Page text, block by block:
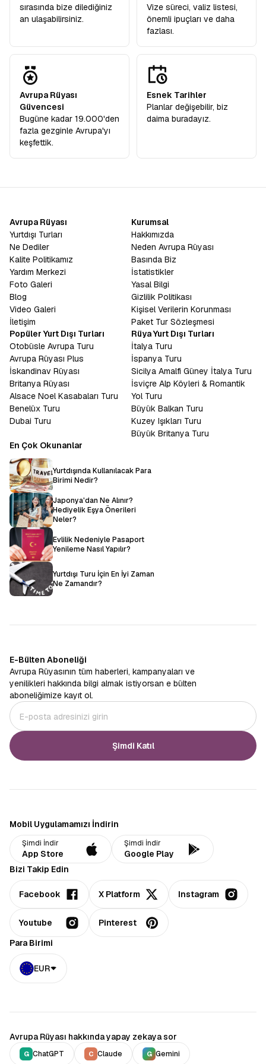
sırasında bize dilediğiniz
an ulaşabilirsiniz.
Vize süreci, valiz listesi,
önemli ipuçları ve daha
fazlası.
Avrupa Rüyası
Güvencesi
Bugüne kadar 19.000'den
fazla gezginle Avrupa'yı
keşfettik.
Esnek Tarihler
Planlar değişebilir, biz
daima buradayız.
Avrupa Rüyası
Yurtdışı Turları
Ne Dediler
Kalite Politikamız
Yardım Merkezi
Foto Galeri
Blog
Video Galeri
İletişim
Kurumsal
Hakkımızda
Neden Avrupa Rüyası
Basında Biz
İstatistikler
Yasal Bilgi
Gizlilik Politikası
Kişisel Verilerin Korunması
Paket Tur Sözleşmesi
Popüler Yurt Dışı Turları
Otobüsle Avrupa Turu
Avrupa Rüyası Plus
İskandinav Rüyası
Britanya Rüyası
Alsace Noel Kasabaları Turu
Benelüx Turu
Dubai Turu
Rüya Yurt Dışı Turları
İtalya Turu
İspanya Turu
Sicilya Amalfi Güney İtalya Turu
İsviçre Alp Köyleri & Romantik
Yol Turu
Büyük Balkan Turu
Kuzey Işıkları Turu
Büyük Britanya Turu
En Çok Okunanlar
Yurtdışında Kullanılacak Para
Birimi Nedir?
Japonya'dan Ne Alınır?
Hediyelik Eşya Önerileri
Neler?
Evlilik Nedeniyle Pasaport
Yenileme Nasıl Yapılır?
Yurtdışı Turu İçin En İyi Zaman
Ne Zamandır?
E-Bülten Aboneliği
Avrupa Rüyasının tüm haberleri, kampanyaları ve
yenilikleri hakkında bilgi almak istiyorsan e bülten
aboneliğimize kayıt ol.
Şimdi Katıl
Mobil Uygulamamızı İndirin
Şimdi İndir
App Store
Şimdi İndir
Google Play
Bizi Takip Edin
Facebook X Platform Instagram
Youtube
Pinterest
Para Birimi
EUR
Avrupa Rüyası hakkında yapay zekaya sor
G ChatGPT C Claude G Gemini